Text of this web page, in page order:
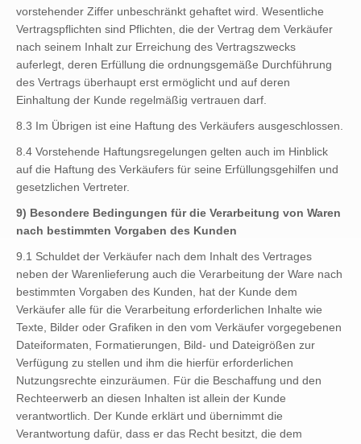
vorstehender Ziffer unbeschränkt gehaftet wird. Wesentliche
Vertragspflichten sind Pflichten, die der Vertrag dem Verkäufer
nach seinem Inhalt zur Erreichung des Vertragszwecks
auferlegt, deren Erfüllung die ordnungsgemäße Durchführung
des Vertrags überhaupt erst ermöglicht und auf deren
Einhaltung der Kunde regelmäßig vertrauen darf.
8.3 Im Übrigen ist eine Haftung des Verkäufers ausgeschlossen.
8.4 Vorstehende Haftungsregelungen gelten auch im Hinblick
auf die Haftung des Verkäufers für seine Erfüllungsgehilfen und
gesetzlichen Vertreter.
9) Besondere Bedingungen für die Verarbeitung von Waren
nach bestimmten Vorgaben des Kunden
9.1 Schuldet der Verkäufer nach dem Inhalt des Vertrages
neben der Warenlieferung auch die Verarbeitung der Ware nach
bestimmten Vorgaben des Kunden, hat der Kunde dem
Verkäufer alle für die Verarbeitung erforderlichen Inhalte wie
Texte, Bilder oder Grafiken in den vom Verkäufer vorgegebenen
Dateiformaten, Formatierungen, Bild- und Dateigrößen zur
Verfügung zu stellen und ihm die hierfür erforderlichen
Nutzungsrechte einzuräumen. Für die Beschaffung und den
Rechteerwerb an diesen Inhalten ist allein der Kunde
verantwortlich. Der Kunde erklärt und übernimmt die
Verantwortung dafür, dass er das Recht besitzt, die dem